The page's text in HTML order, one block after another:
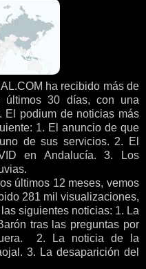
ha recibido más de
últimos 30 días, con una
El podium de noticias más
1. El anuncio de que
de sus servicios. 2. El
en Andalucía. 3. Los
últimos 12 meses, vemos
281 mil visualizaciones,
siguientes noticias: 1. La
tras las preguntas por
2. La noticia de la
3. La desaparición del